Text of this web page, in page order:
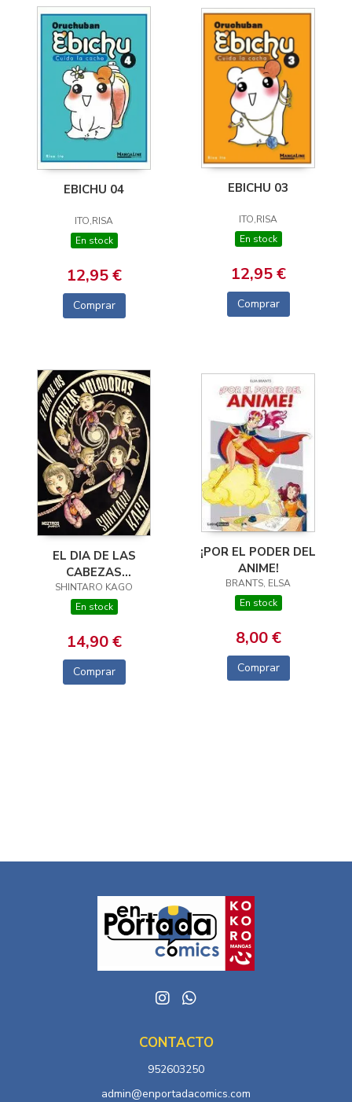
EBICHU 04
ITO,RISA
En stock
12,95 €
Comprar
EBICHU 03
ITO,RISA
En stock
12,95 €
Comprar
EL DIA DE LAS
CABEZAS
VOLADORAS
SHINTARO KAGO
En stock
14,90 €
Comprar
¡POR EL PODER DEL
ANIME!
BRANTS, ELSA
En stock
8,00 €
Comprar
CONTACTO
952603250
admin@enportadacomics.com